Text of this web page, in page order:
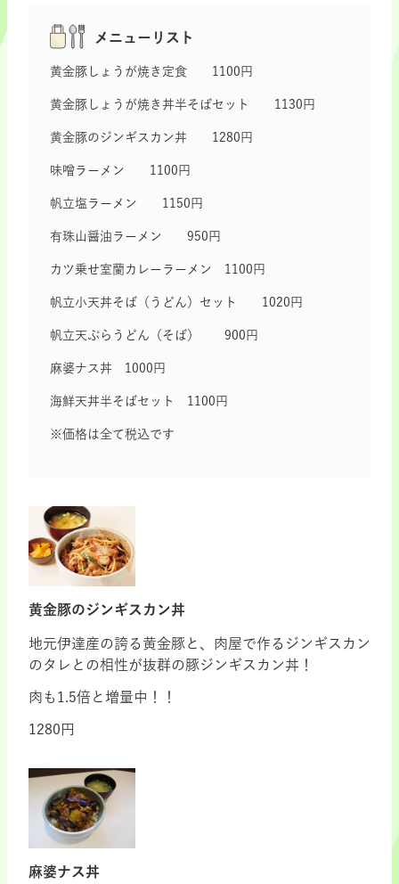
メニューリスト
黄金豚しょうが焼き定食 1100円
黄金豚しょうが焼き丼半そばセット 1130円
黄金豚のジンギスカン丼 1280円
味噌ラーメン 1100円
帆立塩ラーメン 1150円
有珠山醤油ラーメン 950円
カツ乗せ室蘭カレーラーメン 1100円
帆立小天丼そば（うどん）セット 1020円
帆立天ぷらうどん（そば） 900円
麻婆ナス丼 1000円
海鮮天丼半そばセット 1100円
※価格は全て税込です
黄金豚のジンギスカン丼
地元伊達産の誇る黄金豚と、肉屋で作るジンギスカン
のタレとの相性が抜群の豚ジンギスカン丼！
肉も1.5倍と増量中！！
1280円
麻婆ナス丼